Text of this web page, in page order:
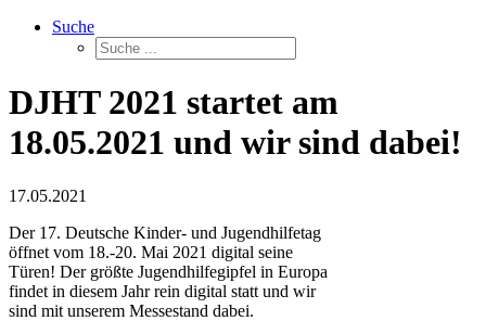
Suche
DJHT 2021 startet am
18.05.2021 und wir sind dabei!
17.05.2021
Der 17. Deutsche Kinder- und Jugendhilfetag
öffnet vom 18.-20. Mai 2021 digital seine
Türen! Der größte Jugendhilfegipfel in Europa
findet in diesem Jahr rein digital statt und wir
sind mit unserem Messestand dabei.